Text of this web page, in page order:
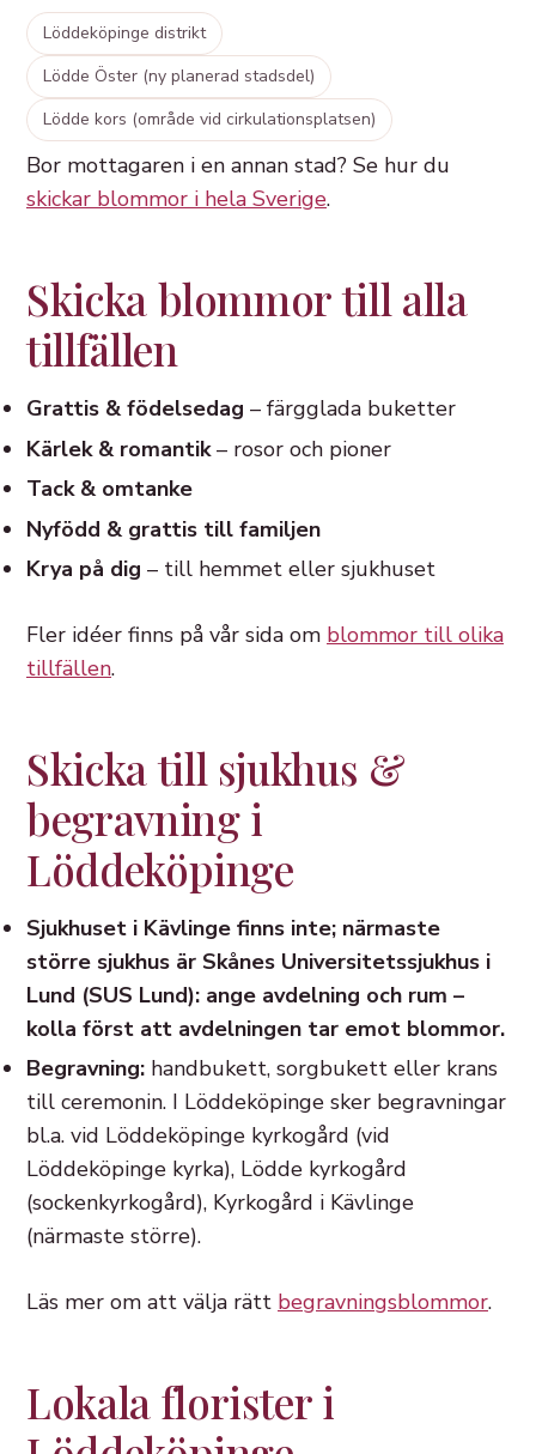
Löddeköpinge distrikt
Lödde Öster (ny planerad stadsdel)
Lödde kors (område vid cirkulationsplatsen)
Bor mottagaren i en annan stad? Se hur du
skickar blommor i hela Sverige.
Skicka blommor till alla
tillfällen
Grattis & födelsedag – färgglada buketter
Kärlek & romantik– rosor och pioner
Tack & omtanke
Nyfödd & grattis till familjen
Krya på dig – till hemmet eller sjukhuset
Fler idéer finns på vår sida om blommor till olika
tillfällen.
Skicka till sjukhus &
begravning i
Löddeköpinge
Sjukhuset i Kävlinge finns inte; närmaste
större sjukhus är Skånes Universitetssjukhus i
Lund (SUS Lund): ange avdelning och rum –
kolla först att avdelningen tar emot blommor.
Begravning: handbukett, sorgbukett eller krans
till ceremonin. I Löddeköpinge sker begravningar
bl.a. vid Löddeköpinge kyrkogård (vid
Löddeköpinge kyrka), Lödde kyrkogård
(sockenkyrkogård), Kyrkogård i Kävlinge
(närmaste större).
Läs mer om att välja rätt begravningsblommor.
Lokala florister i